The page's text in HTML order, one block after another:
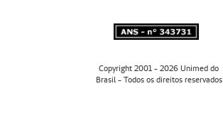
Copyright 2001 - 2026 Unimed do
Brasil - Todos os direitos reservados